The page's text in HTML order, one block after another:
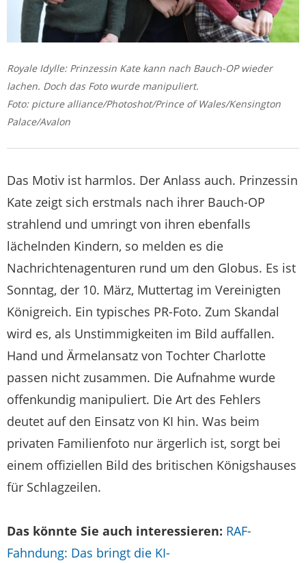
Royale Idylle: Prinzessin Kate kann nach Bauch-OP wieder
lachen. Doch das Foto wurde manipuliert.
Foto: picture alliance/Photoshot/Prince of Wales/Kensington
Palace/Avalon
Das Motiv ist harmlos. Der Anlass auch. Prinzessin
Kate zeigt sich erstmals nach ihrer Bauch-OP
strahlend und umringt von ihren ebenfalls
lächelnden Kindern, so melden es die
Nachrichtenagenturen rund um den Globus. Es ist
Sonntag, der 10. März, Muttertag im Vereinigten
Königreich. Ein typisches PR-Foto. Zum Skandal
wird es, als Unstimmigkeiten im Bild auffallen.
Hand und Ärmelansatz von Tochter Charlotte
passen nicht zusammen. Die Aufnahme wurde
offenkundig manipuliert. Die Art des Fehlers
deutet auf den Einsatz von KI hin. Was beim
privaten Familienfoto nur ärgerlich ist, sorgt bei
einem offiziellen Bild des britischen Königshauses
für Schlagzeilen.
Das könnte Sie auch interessieren: RAF-
Fahndung: Das bringt die KI-